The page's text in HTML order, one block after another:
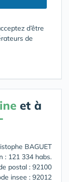
d’être
de
et à
BAGUET
: 121 334 habs.
postal : 92100
insee : 92012